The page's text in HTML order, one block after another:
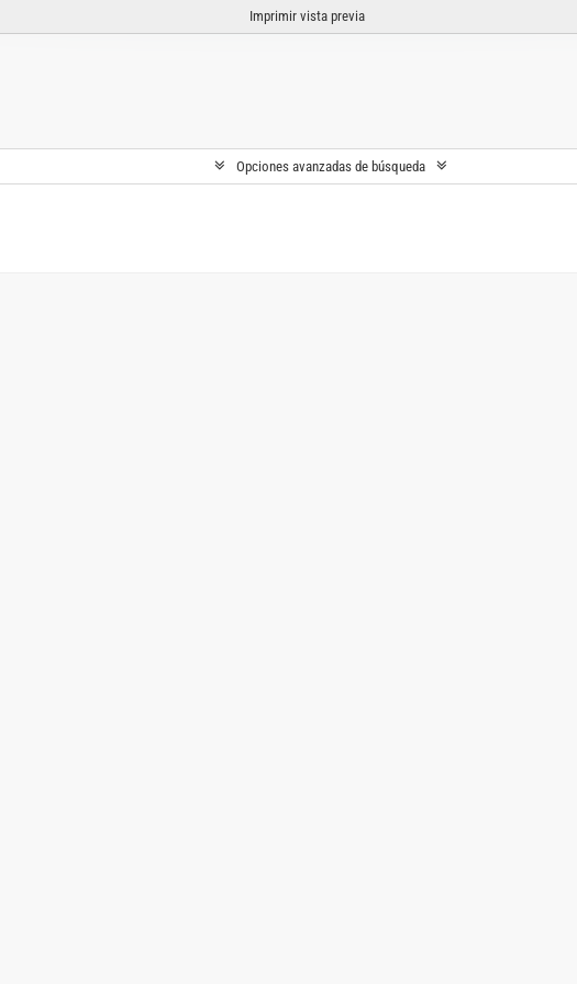
Imprimir vista previa
Opciones avanzadas de búsqueda